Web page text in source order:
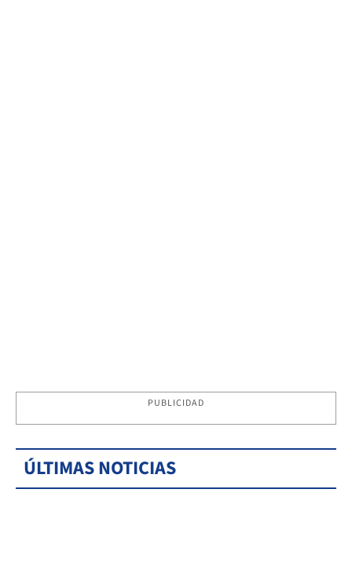
PUBLICIDAD
ÚLTIMAS NOTICIAS